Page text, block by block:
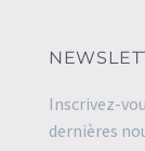
Inscrivez-
dernières